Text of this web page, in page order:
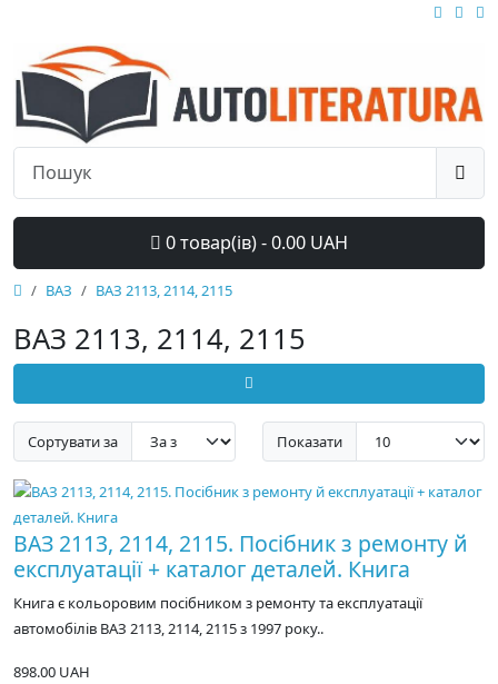
0 товар(ів) - 0.00 UAH
ВАЗ ВАЗ 2113, 2114, 2115
ВАЗ 2113, 2114, 2115
Сортувати за Показати
ВАЗ 2113, 2114, 2115. Посібник з ремонту й
експлуатації + каталог деталей. Книга
Книга є кольоровим посібником з ремонту та експлуатації
автомобілів ВАЗ 2113, 2114, 2115 з 1997 року..
898.00 UAH